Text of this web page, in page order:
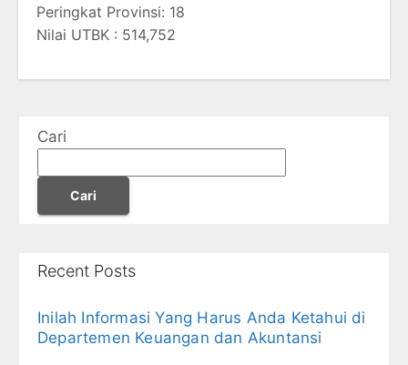
Peringkat Provinsi: 18
Nilai UTBK : 514,752
Cari
Cari
Recent Posts
Inilah Informasi Yang Harus Anda Ketahui di
Departemen Keuangan dan Akuntansi